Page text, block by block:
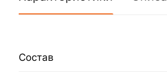
Состав